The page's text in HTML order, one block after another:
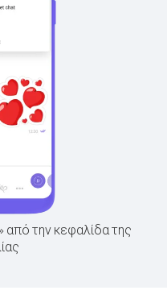
από την κεφαλίδα της